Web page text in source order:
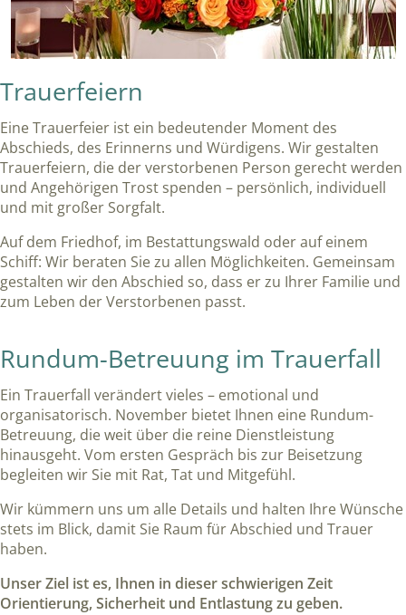
Trauerfeiern
Eine Trauerfeier ist ein bedeutender Moment des
Abschieds, des Erinnerns und Würdigens. Wir gestalten
Trauerfeiern, die der verstorbenen Person gerecht werden
und Angehörigen Trost spenden – persönlich, individuell
und mit großer Sorgfalt.
Auf dem Friedhof, im Bestattungswald oder auf einem
Schiff: Wir beraten Sie zu allen Möglichkeiten. Gemeinsam
gestalten wir den Abschied so, dass er zu Ihrer Familie und
zum Leben der Verstorbenen passt.
Rundum-Betreuung im Trauerfall
Ein Trauerfall verändert vieles – emotional und
organisatorisch. November bietet Ihnen eine Rundum-
Betreuung, die weit über die reine Dienstleistung
hinausgeht. Vom ersten Gespräch bis zur Beisetzung
begleiten wir Sie mit Rat, Tat und Mitgefühl.
Wir kümmern uns um alle Details und halten Ihre Wünsche
stets im Blick, damit Sie Raum für Abschied und Trauer
haben.
Unser Ziel ist es, Ihnen in dieser schwierigen Zeit
Orientierung, Sicherheit und Entlastung zu geben.